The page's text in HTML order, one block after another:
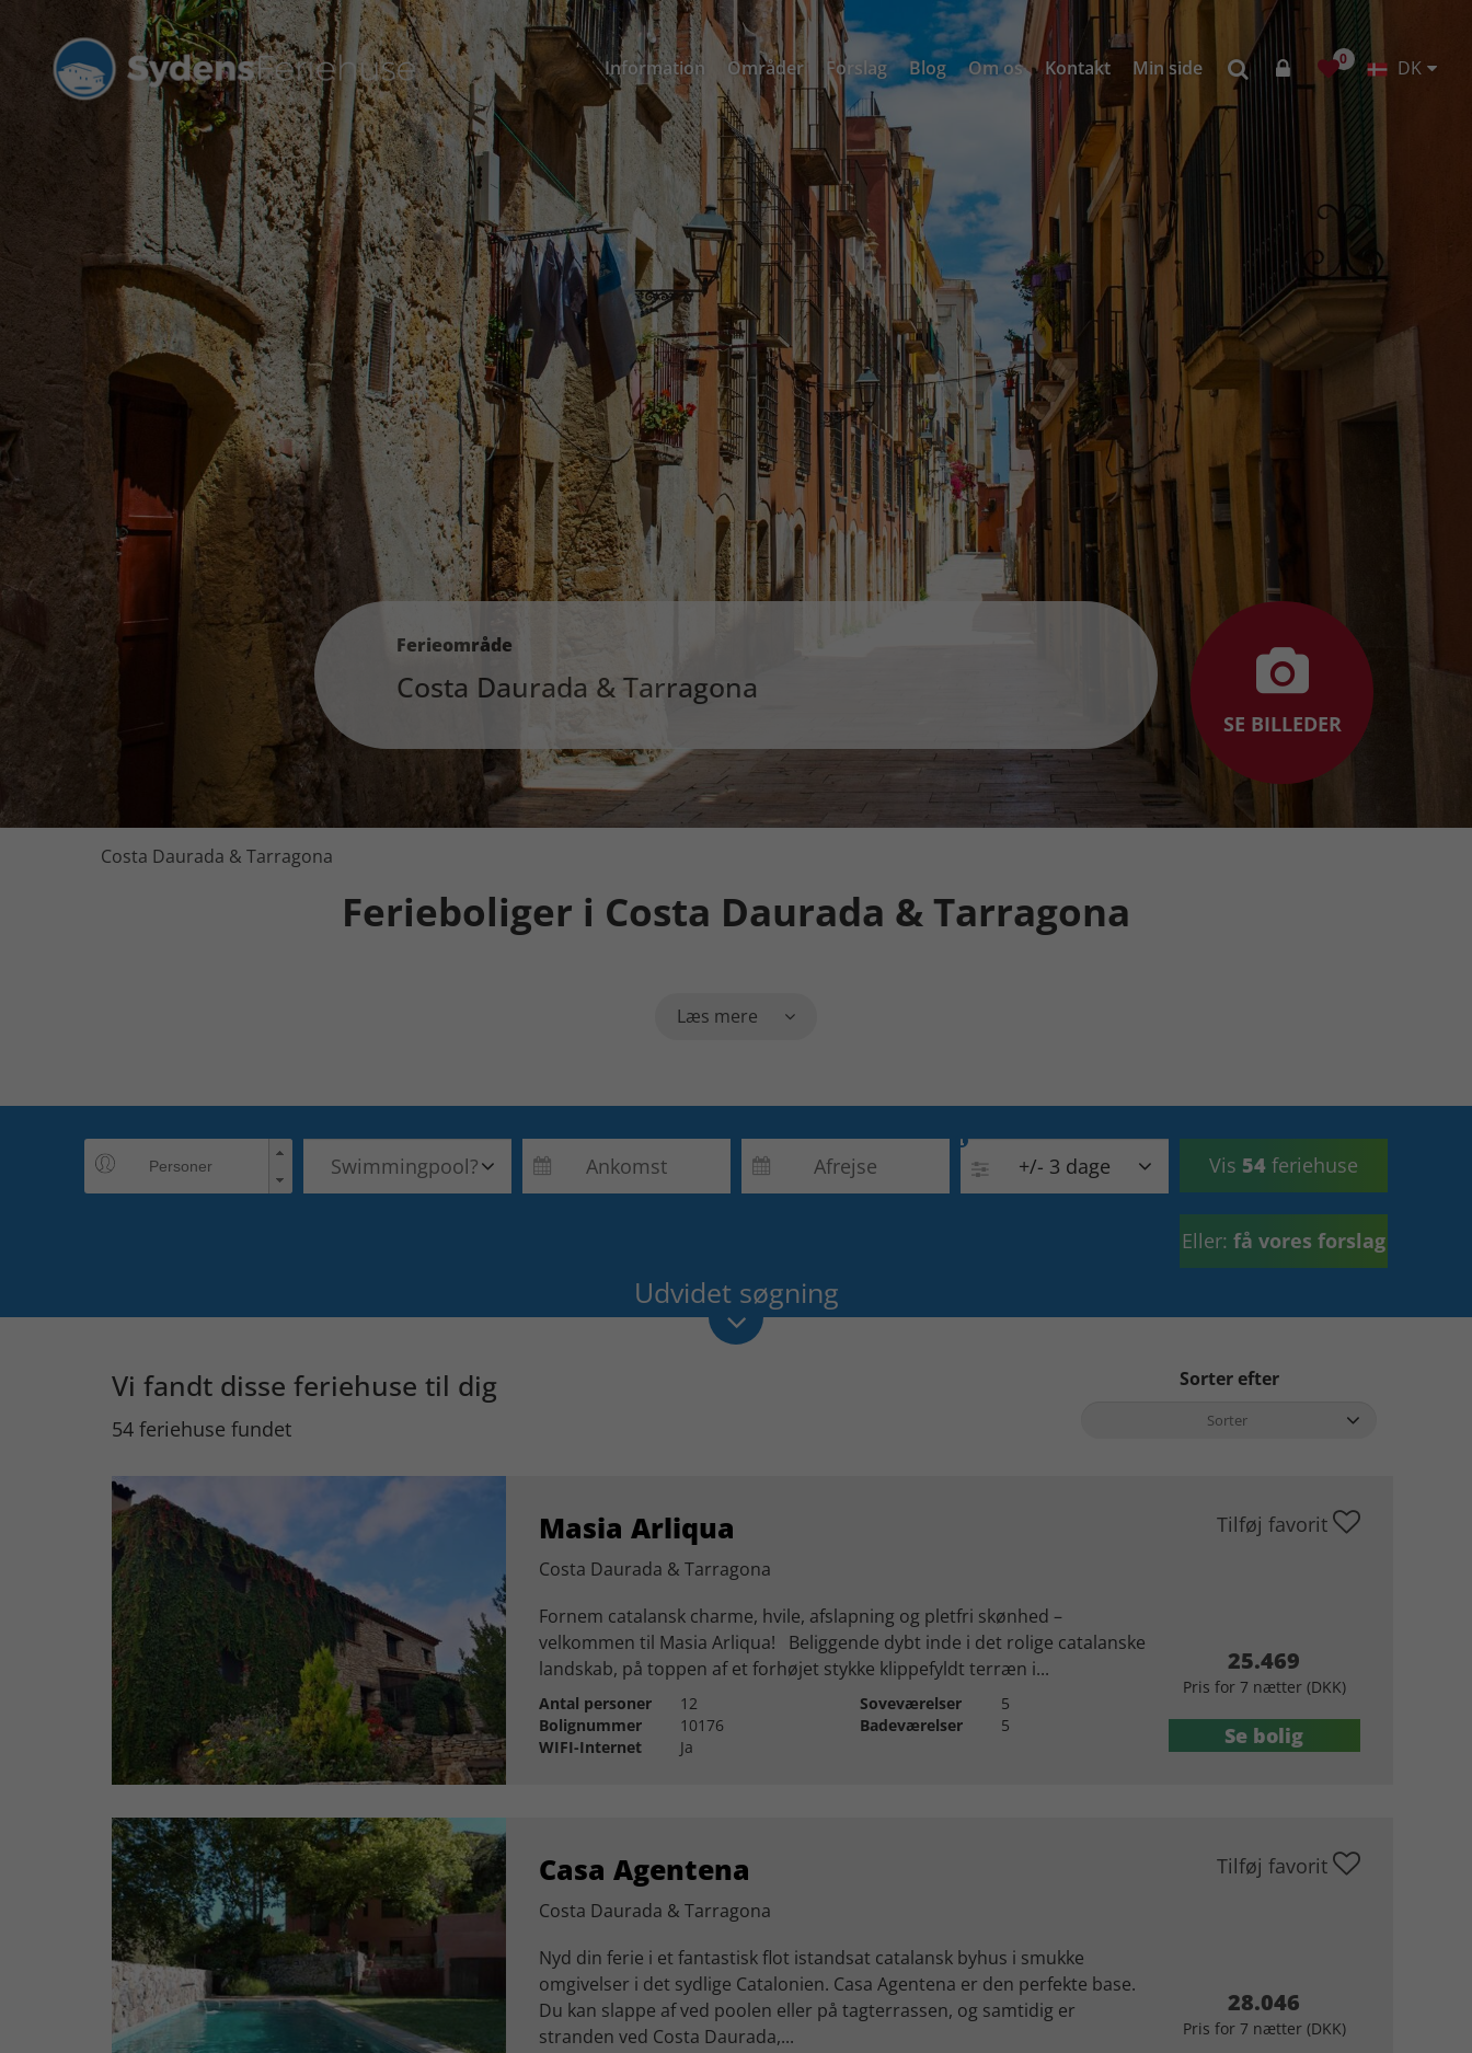
DK
0
Information Områder Forslag Blog Om os Kontakt Min side
Ferieområde
Costa Daurada & Tarragona
SE BILLEDER
Costa Daurada & Tarragona
Ferieboliger i Costa Daurada & Tarragona
Læs mere 
+/- 3 dage

Vis 54 feriehuse
Eller: få vores forslag
Udvidet søgning
Sorter efter
Vi fandt disse feriehuse til dig
54 feriehuse fundet
Masia Arliqua Tilføj favorit
Costa Daurada & Tarragona
Fornem catalansk charme, hvile, afslapning og pletfri skønhed –
velkommen til Masia Arliqua! Beliggende dybt inde i det rolige catalanske
landskab, på toppen af et forhøjet stykke klippefyldt terræn i...
Antal personer 12 Soveværelser
5
Bolignummer
10176 Badeværelser
5
WIFI-Internet
Ja
25.469
Pris for 7 nætter (DKK)
Se bolig
Casa Agentena Tilføj favorit
Costa Daurada & Tarragona
Nyd din ferie i et fantastisk flot istandsat catalansk byhus i smukke
omgivelser i det sydlige Catalonien. Casa Agentena er den perfekte base.
Du kan slappe af ved poolen eller på tagterrassen, og samtidig er
stranden ved Costa Daurada,...
28.046
Pris for 7 nætter (DKK)